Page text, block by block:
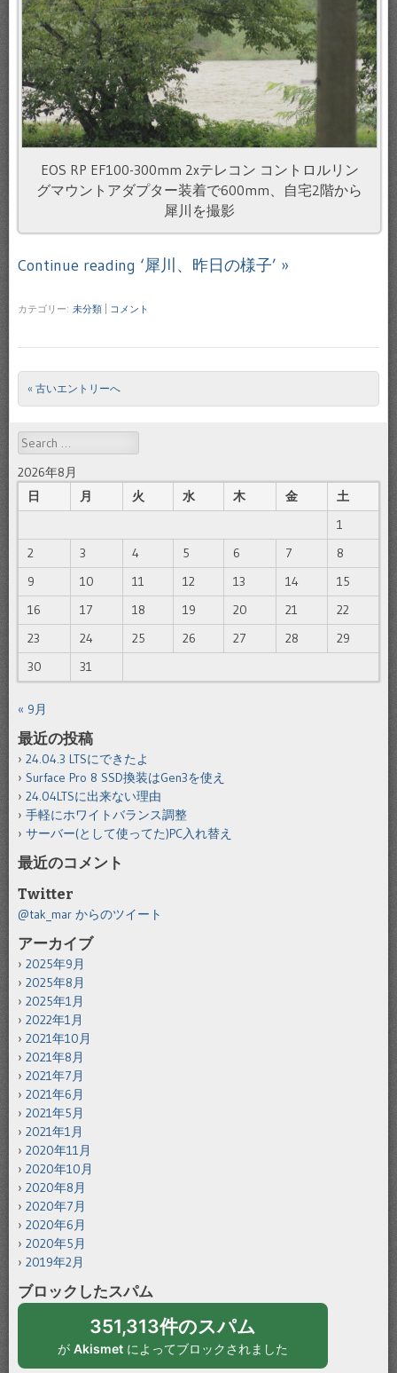
EOS RP EF100-300mm 2xテレコン コントロルリン
グマウントアダプター装着で600mm、自宅2階から
犀川を撮影
Continue reading ‘犀川、昨日の様子’ »
カテゴリー: 未分類 コメント
Post navigation
« 古いエントリーへ
Search
2026年8月
日
月 火 水 木 金
土
1
2
3 4 5 6 7
8
9
10 11 12 13 14
15
16
17 18 19 20 21
22
23
24 25 26 27 28
29
30
31
« 9月
最近の投稿
24.04.3 LTSにできたよ
Surface Pro 8 SSD換装はGen3を使え
24.04LTSに出来ない理由
手軽にホワイトバランス調整
サーバー(として使ってた)PC入れ替え
最近のコメント
Twitter
@tak_mar からのツイート
アーカイブ
2025年9月
2025年8月
2025年1月
2022年1月
2021年10月
2021年8月
2021年7月
2021年6月
2021年5月
2021年1月
2020年11月
2020年10月
2020年8月
2020年7月
2020年6月
2020年5月
2019年2月
ブロックしたスパム
351,313件のスパム
が Akismet によってブロックされました